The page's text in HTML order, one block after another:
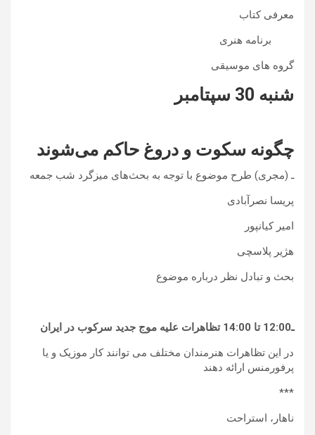
معرفی کتاب
برنامه هنری
گروه های موسیقی
شنبه 30 سپتامبر
چگونه سکوت و دروغ حاکم می‌شوند
ـ (مجری) طرح موضوع با توجه به بحث‌های میزگرد شب جمعه
پریسا نصرآبادی
امیر کیانپور
هژیر پلاسچی
بحث و تبادل نظر درباره موضوع
ـ12:00 تا 14:00 تظاهرات علیه موج جدید سرکوب در ایران
در این تظاهرات هنرمندان مختلف می توانند کار موزیک و یا
پرفورمنس ارائه دهند
***
ناهار، استراحت